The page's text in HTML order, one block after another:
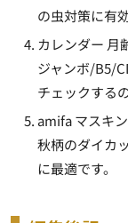
の虫対策に有
カレンダー 月
ジャンボ/B5/
チェックする
amifa マスキ
秋柄のダイカ
に最適です。